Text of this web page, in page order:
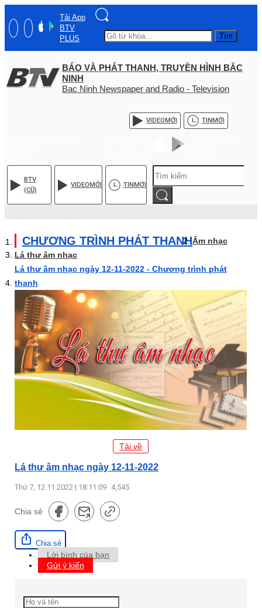
Tải App
BTV
PLUS
Tìm
BÁO VÀ PHÁT THANH, TRUYỀN HÌNH BẮC
NINH
Bac Ninh Newspaper and Radio - Television
VIDEOMỚI TINMỚI
BTV
(CŨ)
VIDEOMỚI TINMỚI
CHƯƠNG TRÌNH PHÁT THANHÂm nhạc
Lá thư âm nhạc
Lá thư âm nhạc ngày 12-11-2022 - Chương trình phát
thanh
Tải về
Lá thư âm nhạc ngày 12-11-2022
Thứ 7, 12.11.2022 | 18:11:09 4,545
Chia sẻ
Chia sẻ
Lời bình của bạn
Gửi ý kiến